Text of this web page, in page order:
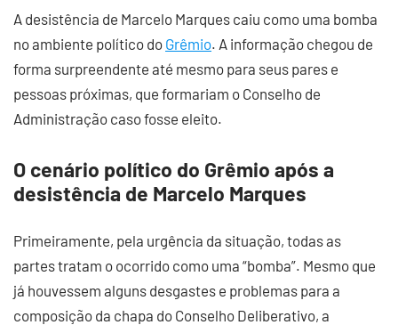
A desistência de Marcelo Marques caiu como uma bomba
no ambiente político do Grêmio. A informação chegou de
forma surpreendente até mesmo para seus pares e
pessoas próximas, que formariam o Conselho de
Administração caso fosse eleito.
O cenário político do Grêmio após a
desistência de Marcelo Marques
Primeiramente, pela urgência da situação, todas as
partes tratam o ocorrido como uma “bomba”. Mesmo que
já houvessem alguns desgastes e problemas para a
composição da chapa do Conselho Deliberativo, a